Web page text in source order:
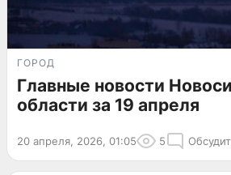
ГОРОД
Главные новости
области за 19 апреля
20 апреля, 2026, 01:05 5